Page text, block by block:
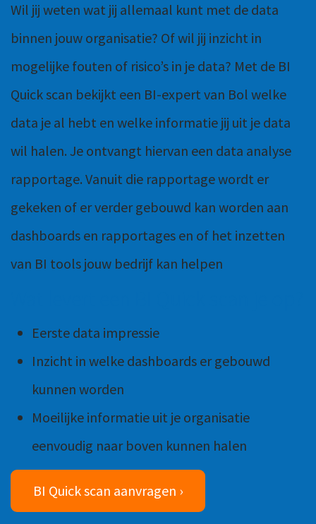
Wil jij weten wat jij allemaal kunt met de data
binnen jouw organisatie? Of wil jij inzicht in
mogelijke fouten of risico’s in je data? Met de BI
Quick scan bekijkt een BI-expert van Bol welke
data je al hebt en welke informatie jij uit je data
wil halen. Je ontvangt hiervan een data analyse
rapportage. Vanuit die rapportage wordt er
gekeken of er verder gebouwd kan worden aan
dashboards en rapportages en of het inzetten
van BI tools jouw bedrijf kan helpen
Eerste data impressie
Inzicht in welke dashboards er gebouwd
kunnen worden
Moeilijke informatie uit je organisatie
eenvoudig naar boven kunnen halen
BI Quick scan aanvragen ›